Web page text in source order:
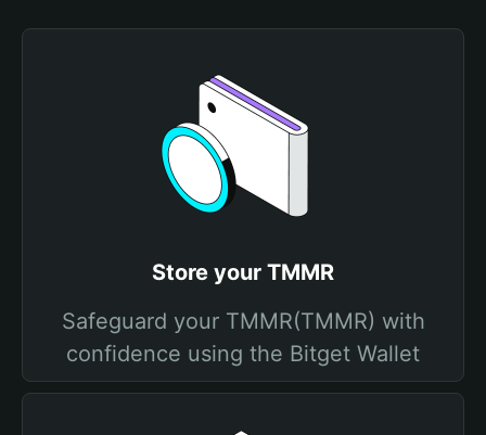
Store your TMMR
Safeguard your TMMR(TMMR) with
confidence using the Bitget Wallet